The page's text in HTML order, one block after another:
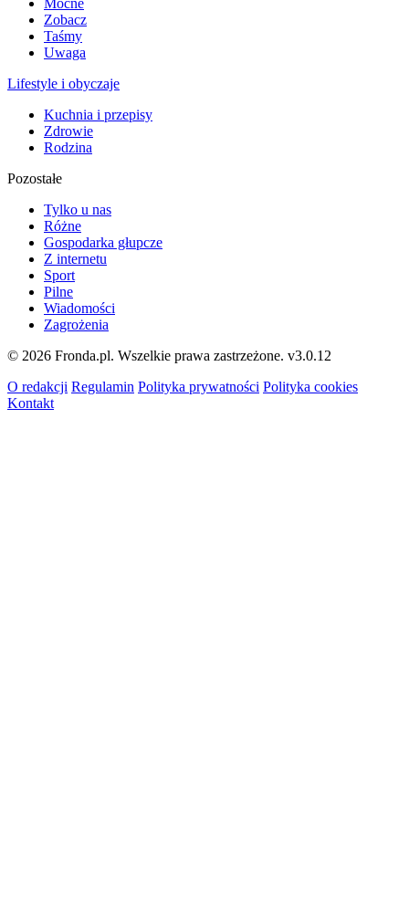
Zobacz
Taśmy
Uwaga
Lifestyle i obyczaje
Kuchnia i przepisy
Zdrowie
Rodzina
Pozostałe
Tylko u nas
Różne
Gospodarka głupcze
Z internetu
Sport
Pilne
Wiadomości
Zagrożenia
© 2026 Fronda.pl. Wszelkie prawa zastrzeżone. v3.0.12
O redakcji Regulamin Polityka prywatności Polityka cookies
Kontakt